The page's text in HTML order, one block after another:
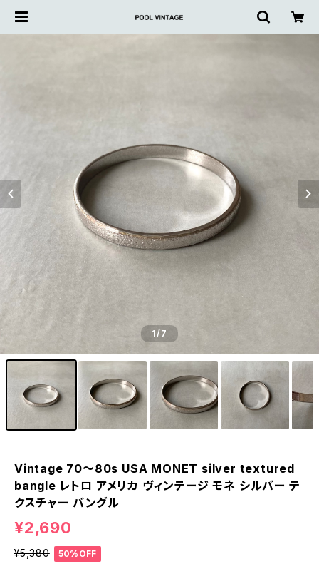
1/7
Vintage 70〜80s USA MONET silver textured
bangle レトロ アメリカ ヴィンテージ モネ シルバー テ
クスチャー バングル
¥2,690
¥5,380 50%OFF